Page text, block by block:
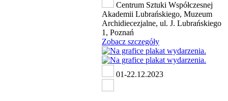
Centrum Sztuki Współczesnej
Akademii Lubrańskiego, Muzeum
Archidiecezjalne, ul. J. Lubrańskiego
1, Poznań
Zobacz szczegóły
01-22.12.2023